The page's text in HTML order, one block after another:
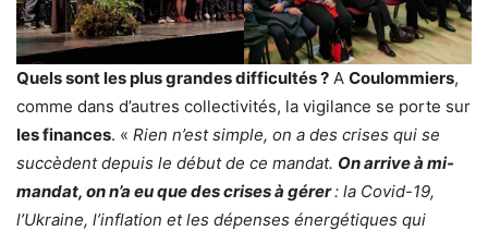
Quels sont les plus grandes difficultés ? A Coulommiers,
comme dans d’autres collectivités, la vigilance se porte sur
les finances. « Rien n’est simple, on a des crises qui se
succèdent depuis le début de ce mandat. On arrive à mi-
mandat, on n’a eu que des crises à gérer: la Covid-19,
l’Ukraine, l’inflation et les dépenses énergétiques qui